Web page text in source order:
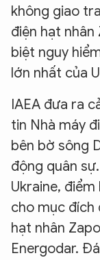
không giao
điện hạt nhân
biệt nguy
lớn nhất của
IAEA đưa ra
tin Nhà máy
bên bờ sông
động quân
Ukraine,
cho mục đích
hạt nhân
Energodar.